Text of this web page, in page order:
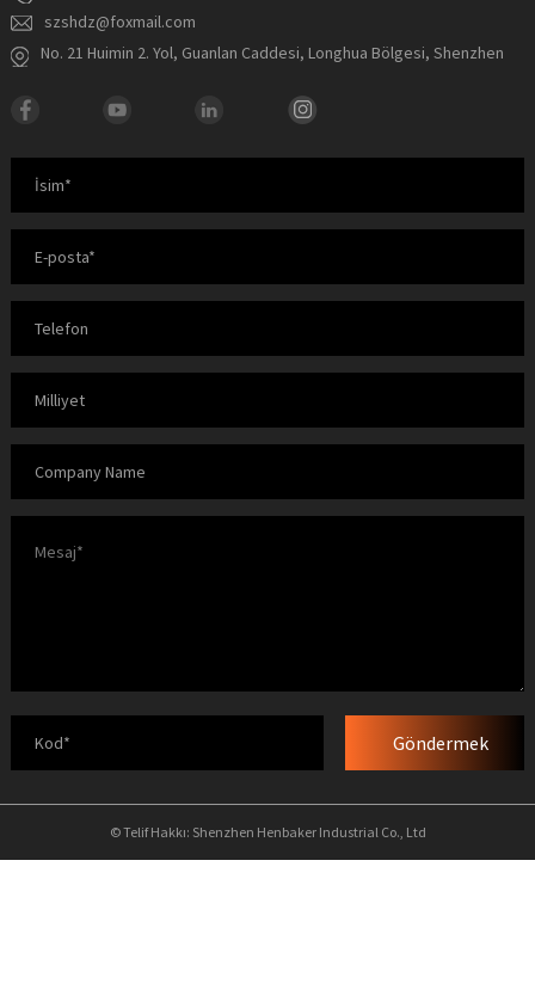
szshdz@foxmail.com
No. 21 Huimin 2. Yol, Guanlan Caddesi, Longhua Bölgesi, Shenzhen
Göndermek
© Telif Hakkı: Shenzhen Henbaker Industrial Co., Ltd